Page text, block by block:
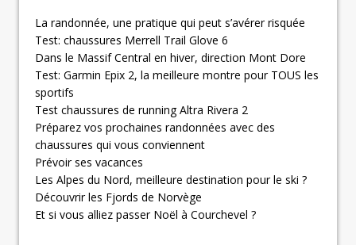
La randonnée, une pratique qui peut s’avérer risquée
Test: chaussures Merrell Trail Glove 6
Dans le Massif Central en hiver, direction Mont Dore
Test: Garmin Epix 2, la meilleure montre pour TOUS les
sportifs
Test chaussures de running Altra Rivera 2
Préparez vos prochaines randonnées avec des
chaussures qui vous conviennent
Prévoir ses vacances
Les Alpes du Nord, meilleure destination pour le ski ?
Découvrir les Fjords de Norvège
Et si vous alliez passer Noël à Courchevel ?